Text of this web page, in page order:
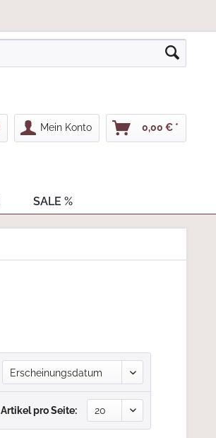
Mein Konto 0,00 € *
SALE %
Artikel pro Seite: